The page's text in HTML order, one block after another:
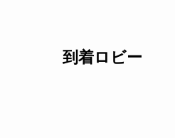
到着ロビー